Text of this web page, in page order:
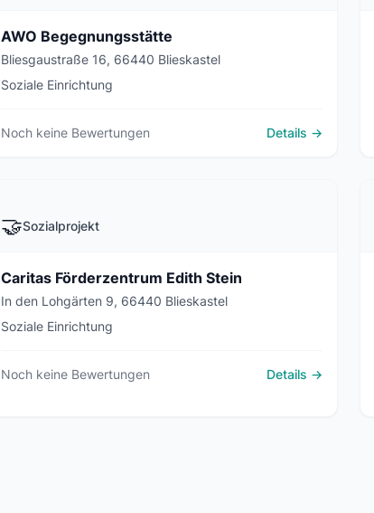
AWO Begegnungsstätte
Bliesgaustraße 16, 66440 Blieskastel
Soziale Einrichtung
Noch keine Bewertungen Details →
🤝Sozialprojekt
Caritas Förderzentrum Edith Stein
In den Lohgärten 9, 66440 Blieskastel
Soziale Einrichtung
Noch keine Bewertungen Details →